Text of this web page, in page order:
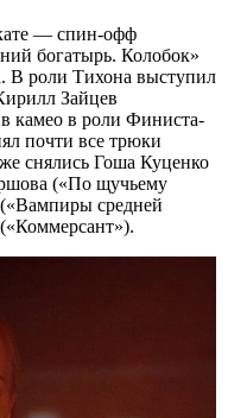
— спин-офф
богатырь. Колобок»
В роли Тихона выступил
Зайцев
камео в роли Финиста-
почти все трюки
снялись Гоша Куценко
(«По щучьему
средней